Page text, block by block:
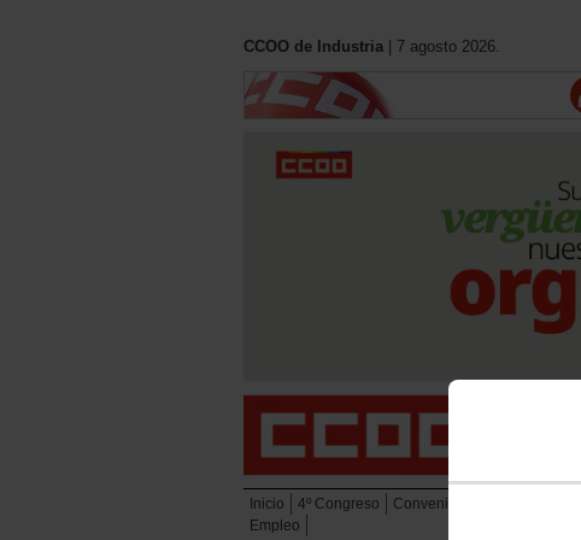
CCOO de Industria | 7 agosto 2026.
Inicio 4º Congreso Convenios
Empleo